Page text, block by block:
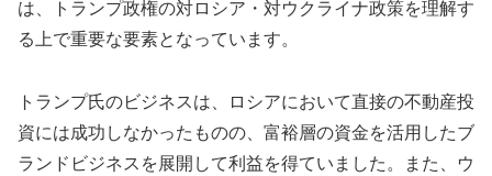
は、トランプ政権の対ロシア・対ウクライナ政策を理解す
る上で重要な要素となっています。
トランプ氏のビジネスは、ロシアにおいて直接の不動産投
資には成功しなかったものの、富裕層の資金を活用したブ
ランドビジネスを展開して利益を得ていました。また、ウ